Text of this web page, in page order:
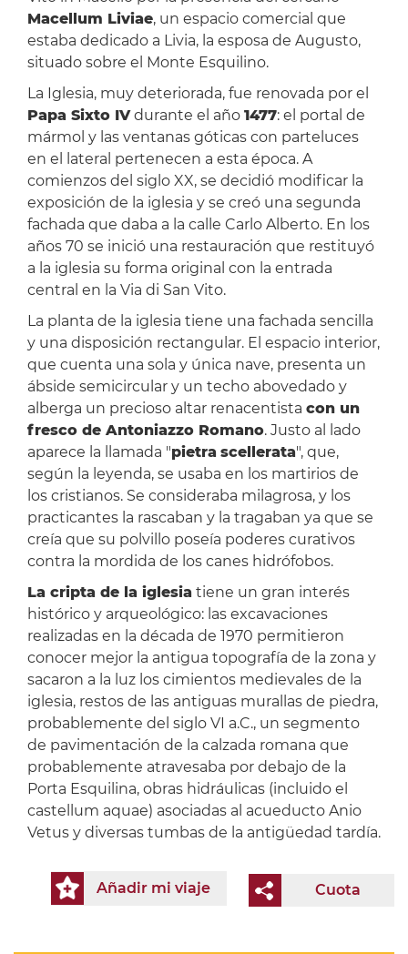
Macellum Liviae, un espacio comercial que
estaba dedicado a Livia, la esposa de Augusto,
situado sobre el Monte Esquilino.
La Iglesia, muy deteriorada, fue renovada por el
Papa Sixto IVdurante el año 1477: el portal de
mármol y las ventanas góticas con parteluces
en el lateral pertenecen a esta época. A
comienzos del siglo XX, se decidió modificar la
exposición de la iglesia y se creó una segunda
fachada que daba a la calle Carlo Alberto. En los
años 70 se inició una restauración que restituyó
a la iglesia su forma original con la entrada
central en la Via di San Vito.
La planta de la iglesia tiene una fachada sencilla
y una disposición rectangular. El espacio interior,
que cuenta una sola y única nave, presenta un
ábside semicircular y un techo abovedado y
alberga un precioso altar renacentista con un
fresco de Antoniazzo Romano. Justo al lado
aparece la llamada "pietra scellerata", que,
según la leyenda, se usaba en los martirios de
los cristianos. Se consideraba milagrosa, y los
practicantes la rascaban y la tragaban ya que se
creía que su polvillo poseía poderes curativos
contra la mordida de los canes hidrófobos.
La cripta de la iglesia tiene un gran interés
histórico y arqueológico: las excavaciones
realizadas en la década de 1970 permitieron
conocer mejor la antigua topografía de la zona y
sacaron a la luz los cimientos medievales de la
iglesia, restos de las antiguas murallas de piedra,
probablemente del siglo VI a.C., un segmento
de pavimentación de la calzada romana que
probablemente atravesaba por debajo de la
Porta Esquilina, obras hidráulicas (incluido el
castellum aquae) asociadas al acueducto Anio
Vetus y diversas tumbas de la antigüedad tardía.
Cuota
Añadir mi viaje